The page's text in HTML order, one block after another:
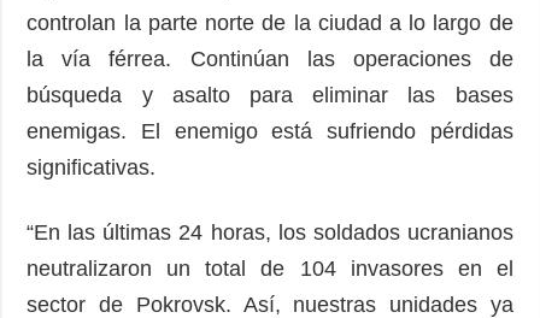
controlan la parte norte de la ciudad a lo largo de
la vía férrea. Continúan las operaciones de
búsqueda y asalto para eliminar las bases
enemigas. El enemigo está sufriendo pérdidas
significativas.
“En las últimas 24 horas, los soldados ucranianos
neutralizaron un total de 104 invasores en el
sector de Pokrovsk. Así, nuestras unidades ya